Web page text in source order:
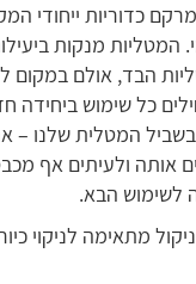
כדוריות ייחודי
המטליות מנקות
הבד, אולם במקום
כל שימוש ביחידה
בשביל המטלית שלנו –
אותה ולעיתים אף
לשימוש הבא.
מתאימה לניקוי